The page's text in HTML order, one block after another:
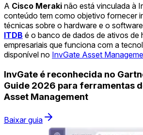
A Cisco Meraki não está vinculada à
conteúdo tem como objetivo fornecer
técnicas sobre o hardware e o
ITDB é o banco de dados de ativos de
empresariais que funciona com a
disponível no InvGate Asset
InvGate é reconhecida no
Guide 2026 para ferramentas
Asset Management
Baixar guia